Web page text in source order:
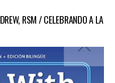
RSM / CELEBRANDO A LA